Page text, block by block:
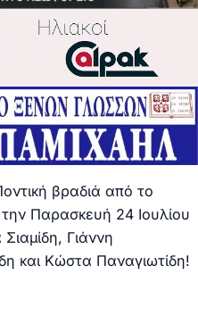
βραδιά από το
Παρασκευή 24 Ιουλίου
Γιάννη
και Κώστα Παναγιωτίδη!